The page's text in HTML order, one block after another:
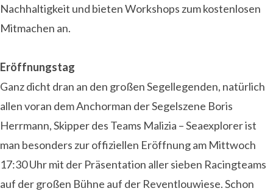
Nachhaltigkeit und bieten Workshops zum kostenlosen
Mitmachen an.
Eröffnungstag
Ganz dicht dran an den großen Segellegenden, natürlich
allen voran dem Anchorman der Segelszene Boris
Herrmann, Skipper des Teams Malizia – Seaexplorer ist
man besonders zur offiziellen Eröffnung am Mittwoch
17:30 Uhr mit der Präsentation aller sieben Racingteams
auf der großen Bühne auf der Reventlouwiese. Schon